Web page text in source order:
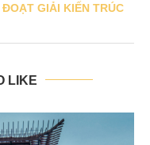
GIẢI KIẾN TRÚC
LIKE